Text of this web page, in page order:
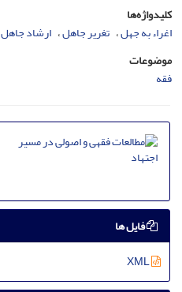
کلیدواژه‌ها
اغراء به جهل تغریر جاهل ارشاد جاهل
موضوعات
فقه
فایل ها